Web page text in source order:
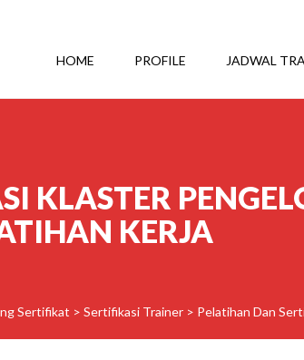
HOME PROFILE JADWAL
KLASTER
KERJA
Sertifikat > Sertifikasi Trainer > Pelatihan Dan